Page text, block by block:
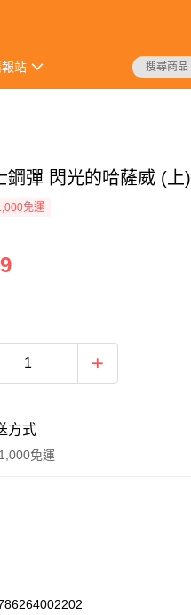
站
鋼彈 閃光的哈薩威 (上)
免運
方式
免運